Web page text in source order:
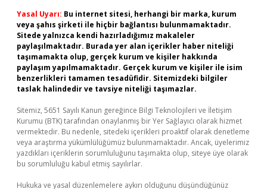
Yasal Uyarı: Bu internet sitesi, herhangi bir marka, kurum
veya şahıs şirketi ile hiçbir bağlantısı bulunmamaktadır.
Sitede yalnızca kendi hazırladığımız makaleler
paylaşılmaktadır. Burada yer alan içerikler haber niteliği
taşımamakta olup, gerçek kurum ve kişiler hakkında
paylaşım yapılmamaktadır. Gerçek kurum ve kişiler ile isim
benzerlikleri tamamen tesadüfidir. Sitemizdeki bilgiler
taslak halindedir ve tavsiye niteliği taşımazlar.
Sitemiz, 5651 Sayılı Kanun gereğince Bilgi Teknolojileri ve İletişim
Kurumu (BTK) tarafından onaylanmış bir Yer Sağlayıcı olarak hizmet
vermektedir. Bu nedenle, sitedeki içerikleri proaktif olarak denetleme
veya araştırma yükümlülüğümüz bulunmamaktadır. Ancak, üyelerimiz
yazdıkları içeriklerin sorumluluğunu taşımakta olup, siteye üye olarak
bu sorumluluğu kabul etmiş sayılırlar.
Hukuka ve yasal düzenlemelere aykırı olduğunu düşündüğünüz